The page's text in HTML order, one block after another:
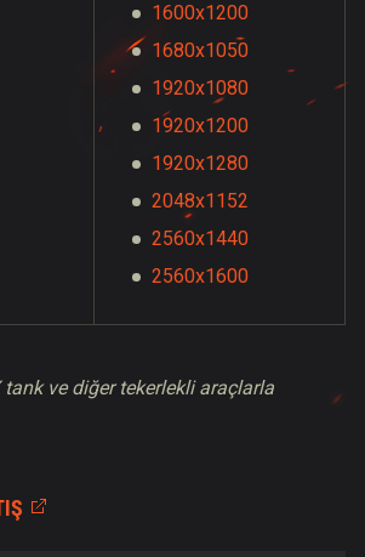
1600x1200
1680x1050
1920x1080
1920x1200
1920x1280
2048x1152
2560x1440
2560x1600
ve diğer tekerlekli araçlarla